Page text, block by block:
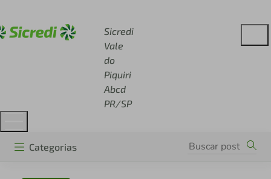
Sicredi
Vale
do
Piquiri
Abcd
PR/SP
Categorias